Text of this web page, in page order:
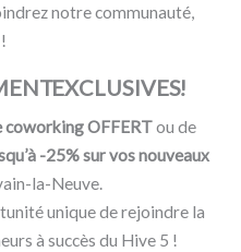
notre communauté,
EXCLUSIVES !
coworking OFFERTou de
-25% sur vos nouveaux
la-Neuve.
unique de rejoindre la
à succès du Hive 5 !